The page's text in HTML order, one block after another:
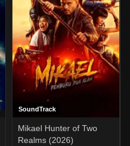
SoundTrack
Mikael Hunter of Two
Realms (2026)